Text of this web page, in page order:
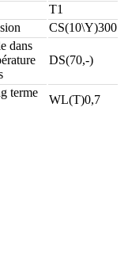
T1
CS(10\Y)300
dans
DS(70,-)
terme
WL(T)0,7